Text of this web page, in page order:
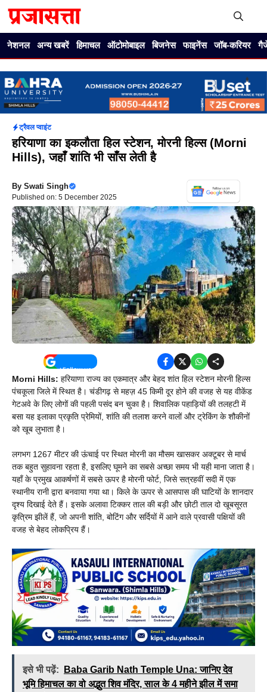
नेशनल अन्य खबरें हिमाचल ऑटोमोबाइल बिजनेस फाइनेंस जॉब-करियर
ट्रैवल प्वाइंट
हरियाणा का इकलौता हिल स्टेशन, मोरनी हिल्स (Morni
Hills), जहाँ शांति भी साँस लेती है
By Swati Singh
Published on: 5 December 2025
Morni Hills: हरियाणा राज्य का एकमात्र और बेहद शांत हिल स्टेशन मोरनी हिल्स
पंचकूला जिले में स्थित है। चंडीगढ़ से महज़ 45 किमी दूर होने की वजह से यह वीकेंड
गेटअवे के लिए लोगों की पहली पसंद बन चुका है। शिवालिक पहाड़ियों की तलहटी में
बसा यह इलाका प्रकृति प्रेमियों, शांति की तलाश करने वालों और ट्रेकिंग के शौकीनों
को खूब लुभाता है।
लगभग 1267 मीटर की ऊंचाई पर स्थित मोरनी का मौसम खासकर अक्टूबर से मार्च
तक बहुत सुहावना रहता है, इसलिए घूमने का सबसे अच्छा समय भी यही माना जाता है।
यहाँ के प्रमुख आकर्षणों में सबसे ऊपर है मोरनी फोर्ट, जिसे सत्रहवीं सदी में एक
स्थानीय रानी द्वारा बनवाया गया था। किले के ऊपर से आसपास की घाटियों के शानदार
दृश्य दिखाई देते हैं। इसके अलावा टिक्कर ताल की बड़ी और छोटी ताल दो खूबसूरत
कृत्रिम झीलें हैं, जो अपनी शांति, बोटिंग और सर्दियों में आने वाले प्रवासी पक्षियों की
वजह से बेहद लोकप्रिय हैं।
इसे भी पढ़ें:
Baba Garib Nath Temple Una: जानिए देव
भूमि हिमाचल का वो अद्भुत शिव मंदिर, साल के 4 महीने झील में समा